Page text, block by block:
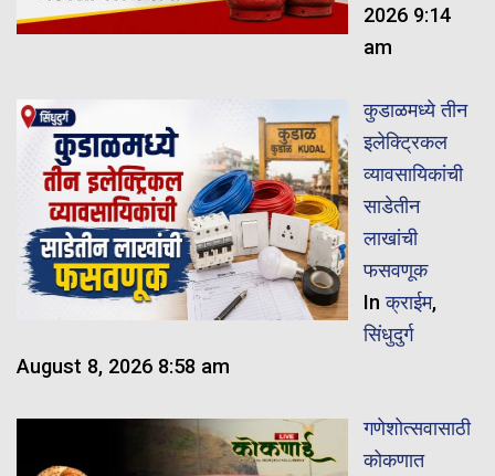
2026 9:14
am
कुडाळमध्ये तीन
इलेक्ट्रिकल
व्यावसायिकांची
साडेतीन
लाखांची
फसवणूक
Inक्राईम,
सिंधुदुर्ग
August 8, 2026 8:58 am
गणेशोत्सवासाठी
कोकणात